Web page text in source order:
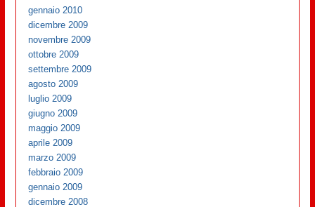
gennaio 2010
dicembre 2009
novembre 2009
ottobre 2009
settembre 2009
agosto 2009
luglio 2009
giugno 2009
maggio 2009
aprile 2009
marzo 2009
febbraio 2009
gennaio 2009
dicembre 2008